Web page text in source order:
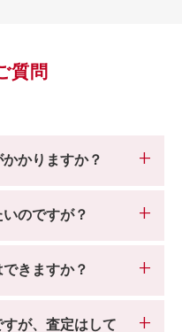
質問
かりますか？
のですが？
きますか？
が、査定はして